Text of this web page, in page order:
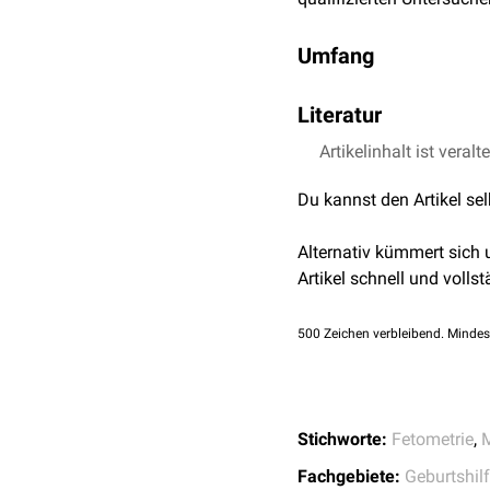
Umfang
werden der
Kindes gemessen. Des
Halses, desRückens,
In dem genannten
physiologischen
Literatur
Gemeinsamer
Artikelinhalt ist
Du kannst den Artikel
Alternativ kümmert sich
Artikel schnell und
500 Zeichen verbleibend.
Stichworte: Fetometrie,
Fachgebiete: